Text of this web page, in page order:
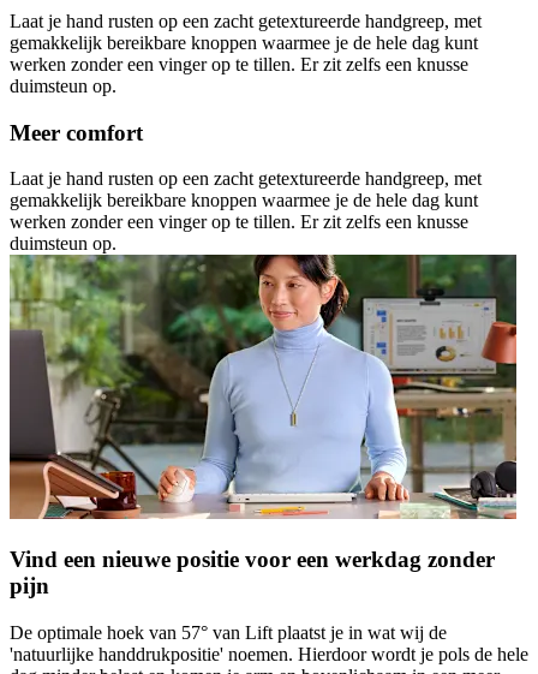
Laat je hand rusten op een zacht getextureerde handgreep, met
gemakkelijk bereikbare knoppen waarmee je de hele dag kunt
werken zonder een vinger op te tillen. Er zit zelfs een knusse
duimsteun op.
Meer comfort
Laat je hand rusten op een zacht getextureerde handgreep, met
gemakkelijk bereikbare knoppen waarmee je de hele dag kunt
werken zonder een vinger op te tillen. Er zit zelfs een knusse
duimsteun op.
Vind een nieuwe positie voor een werkdag zonder
pijn
De optimale hoek van 57° van Lift plaatst je in wat wij de
'natuurlijke handdrukpositie' noemen. Hierdoor wordt je pols de hele